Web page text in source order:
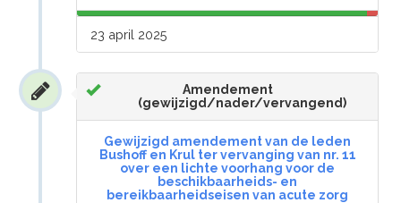
23 april 2025
Amendement
(gewijzigd/nader/vervangend)
Gewijzigd amendement van de leden
Bushoff en Krul ter vervanging van nr. 11
over een lichte voorhang voor de
beschikbaarheids- en
bereikbaarheidseisen van acute zorg